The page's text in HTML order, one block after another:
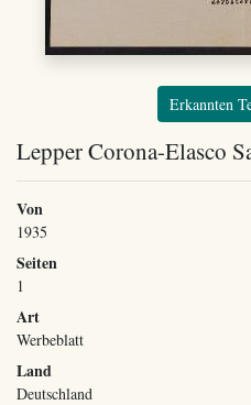
Erkannten
Lepper Corona-Elasco
Von
1935
Seiten
1
Art
Werbeblatt
Land
Deutschland